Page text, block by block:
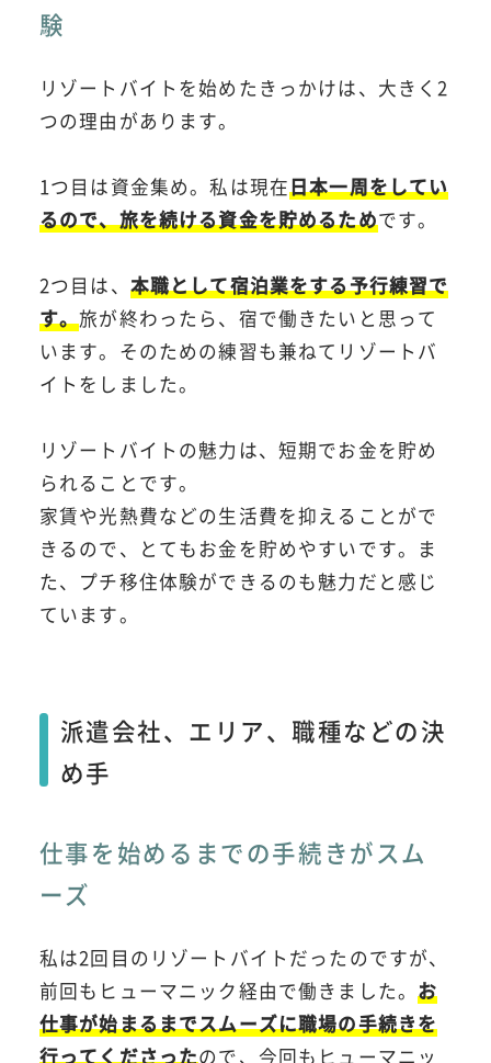
験
リゾートバイトを始めたきっかけは、大きく2
つの理由があります。
1つ目は資金集め。私は現在日本一周をしてい
るので、旅を続ける資金を貯めるためです。
2つ目は、 本職として宿泊業をする予行練習で
す。旅が終わったら、宿で働きたいと思って
います。そのための練習も兼ねてリゾートバ
イトをしました。
リゾートバイトの魅力は、短期でお金を貯め
られることです。
家賃や光熱費などの生活費を抑えることがで
きるので、とてもお金を貯めやすいです。ま
た、プチ移住体験ができるのも魅力だと感じ
ています。
派遣会社、エリア、職種などの決
め手
仕事を始めるまでの手続きがスム
ーズ
私は2回目のリゾートバイトだったのですが、
前回も ヒューマニック経由で働きました。お
仕事が始まるまでスムーズに職場の手続きを
行ってくださったので、今回もヒューマニッ